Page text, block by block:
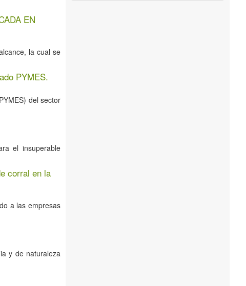
EN
la cual se
PYMES.
del sector
el insuperable
corral en la
a las empresas
y de naturaleza